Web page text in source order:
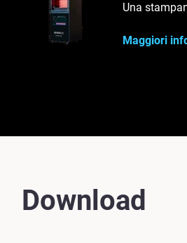
Una
Maggiori
Download